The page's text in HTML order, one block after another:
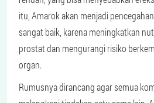
itu, Amarok akan menjadi
sangat baik, karena meningkatkan
prostat dan mengurangi risiko
organ.
Rumusnya dirancang agar semua